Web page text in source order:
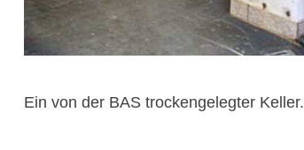
Ein von der BAS trockengelegter Keller.